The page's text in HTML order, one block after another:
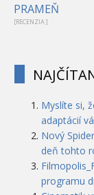
PRAMEŇ
[RECENZIA ]
Myslíte si,
adaptácií
Nový
deň tohto
programu